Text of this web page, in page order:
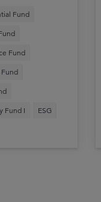
Fund
Fund
Fund
Fund I ESG